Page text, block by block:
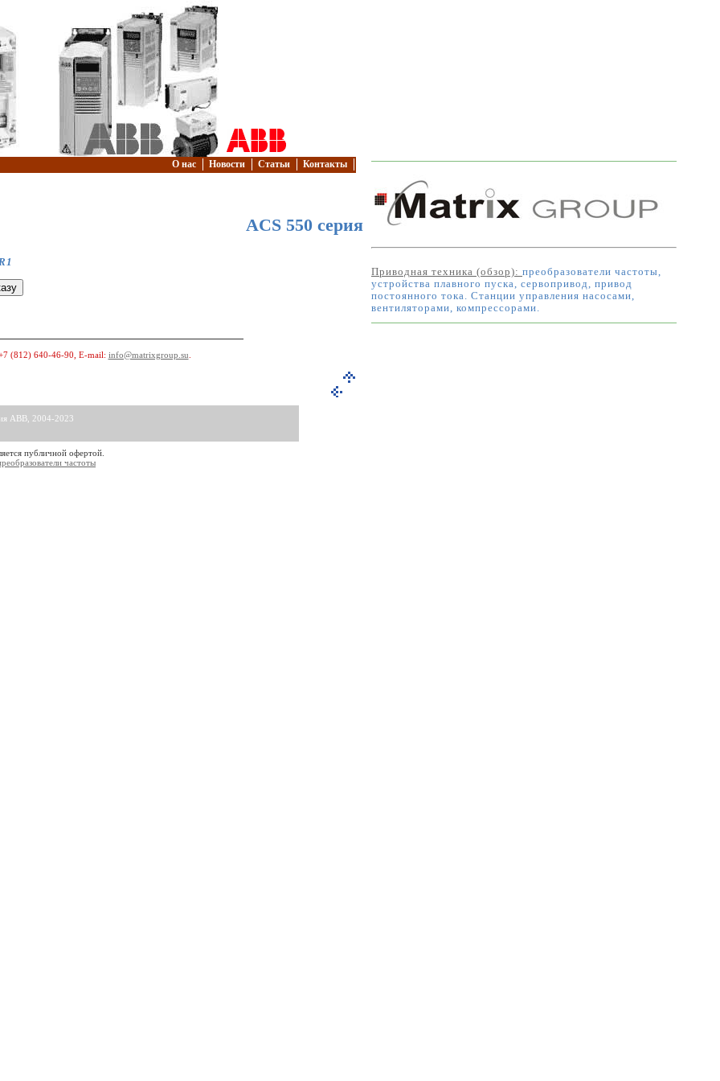
Приводная техника (обзор): преобразователи частоты,
устройства плавного пуска, сервопривод, привод
постоянного тока. Станции управления насосами,
вентиляторами, компрессорами.
О нас Новости Статьи Контакты
ACS 550 серия
(812) 640-46-90 , E-mail: info@matrixgroup.su
АВВ, 2004-2023
публичной офертой.
частоты